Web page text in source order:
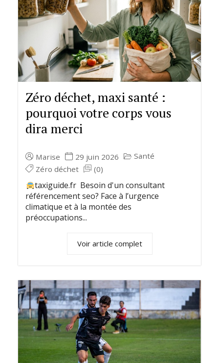
Zéro déchet, maxi santé :
pourquoi votre corps vous
dira merci
Marise 29 juin 2026
Santé
Zéro déchet
(0)
taxiguide.fr Besoin d'un consultant
référencement seo? Face à l’urgence
climatique et à la montée des
préoccupations...
Voir article complet